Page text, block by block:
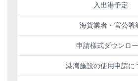
入出港予定
海貨業者・官公署
申請様式ダウンロ
港湾施設の使用申請に